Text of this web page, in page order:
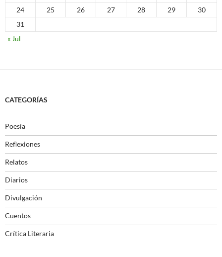
24
25 26 27 28 29
30
31
« Jul
CATEGORÍAS
Poesía
Reflexiones
Relatos
Diarios
Divulgación
Cuentos
Crítica Literaria